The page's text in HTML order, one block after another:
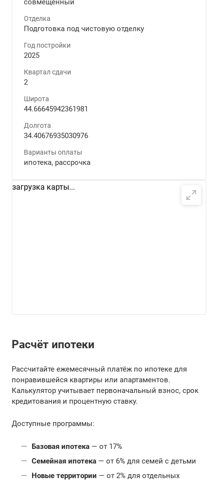
совмещенный
Отделка
Подготовка под чистовую отделку
Год постройки
2025
Квартал сдачи
2
Широта
44.66645942361981
Долгота
34.40676935030976
Варианты оплаты
ипотека, рассрочка
загрузка карты...
Расчёт ипотеки
Рассчитайте ежемесячный платёж по ипотеке для
понравившейся квартиры или апартаментов.
Калькулятор учитывает первоначальный взнос, срок
кредитования и процентную ставку.
Доступные программы:
Базовая ипотека — от 17%
Семейная ипотека — от 6% для семей с детьми
Новые территории — от 2% для отдельных